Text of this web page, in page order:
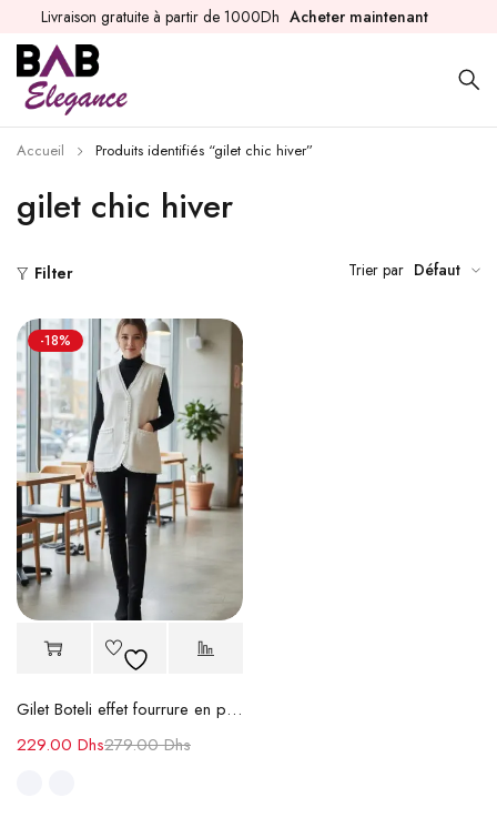
Livraison gratuite à partir de 1000Dh Acheter maintenant
gilet chic hiver
Accueil Produits identifiés “gilet chic hiver”
Filter Trier par Défaut
-18%
Gilet Boteli effet fourrure en perles
279.00Dhs
229.00 Dhs